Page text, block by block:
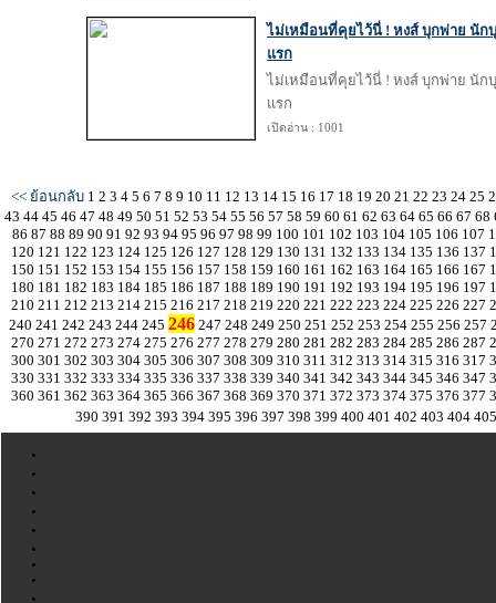
ไม่เหมือนที่คุยไว้นี่ ! หงส์ บุกพ่าย นัก
แรก
ไม่เหมือนที่คุยไว้นี่ ! หงส์ บุกพ่าย นัก
แรก
เปิดอ่าน : 1001
<< ย้อนกลับ 1 2 3 4 5 6 7 8 9 10 11 12 13 14 15 16 17 18 19 20 21 22 23 24 25
43 44 45 46 47 48 49 50 51 52 53 54 55 56 57 58 59 60 61 62 63 64 65 66 67 68
86 87 88 89 90 91 92 93 94 95 96 97 98 99 100 101 102 103 104 105 106 107
120 121 122 123 124 125 126 127 128 129 130 131 132 133 134 135 136 137
150 151 152 153 154 155 156 157 158 159 160 161 162 163 164 165 166 167
180 181 182 183 184 185 186 187 188 189 190 191 192 193 194 195 196 197
210 211 212 213 214 215 216 217 218 219 220 221 222 223 224 225 226 227
240 241 242 243 244 245 246 247 248 249 250 251 252 253 254 255 256 257
270 271 272 273 274 275 276 277 278 279 280 281 282 283 284 285 286 287
300 301 302 303 304 305 306 307 308 309 310 311 312 313 314 315 316 317
330 331 332 333 334 335 336 337 338 339 340 341 342 343 344 345 346 347
360 361 362 363 364 365 366 367 368 369 370 371 372 373 374 375 376 377
390 391 392 393 394 395 396 397 398 399 400 401 402 403 404